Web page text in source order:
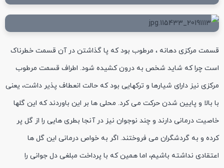
قسمت مرکزی دهانه ، مرطوب بود که پا گذاشتن در آن قسمت خطرناک
است چرا که شاید شخص به درون کشیده شود. اطراف قسمت مرطوب
مرکزی نیز دارای شیارها و ترکهایی بود که حالت انعطاف پذیر داشت، یعنی
با بالا و پایین شدن حرکت می کرد. محلی ها بر این باوردند که این گلها
خاصیت درمانی دارند و چند نوجوان نیز در آنجا بطری هایی را از گل پر
کرده و به گردشگران می فروختند. اگر به خواص درمانی این گل ها
اعتقادی نداشته باشیم، اما همین که با پرداخت مبلغی دل جوانی را